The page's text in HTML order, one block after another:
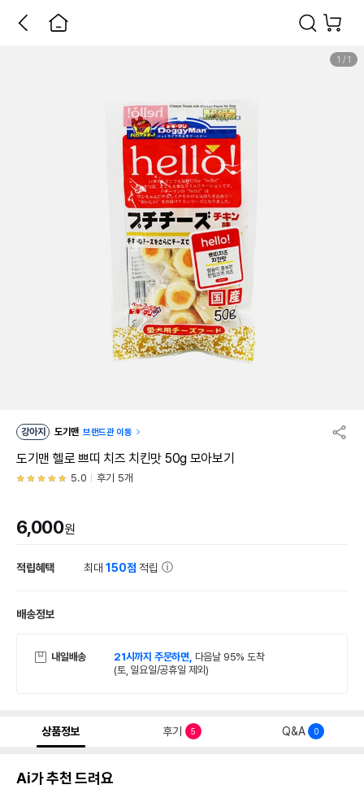
1 / 1
강아지 도기맨 브랜드관 이동
도기맨 헬로 쁘띠 치즈 치킨맛 50g 모아보기
5.0 후기 5개
6,000원
적립혜택 최대150점 적립
배송정보
내일배송 21시까지 주문하면, 다음날 95% 도착
(토, 일요일/공휴일 제외)
상품정보 후기 5 Q&A 0
Ai가 추천 드려요